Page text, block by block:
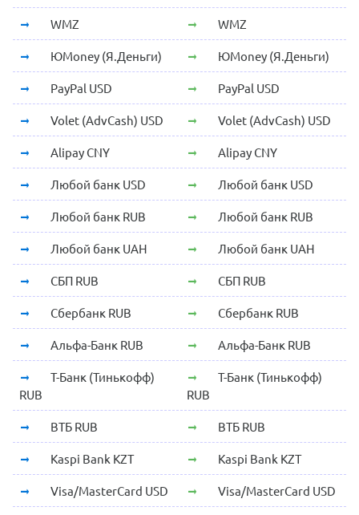
WMZ WMZ
ЮMoney (Я.Деньги) ЮMoney (Я.Деньги)
PayPal USD PayPal USD
Volet (AdvCash) USD Volet (AdvCash) USD
Alipay CNY Alipay CNY
Любой банк USD Любой банк USD
Любой банк RUB Любой банк RUB
Любой банк UAH Любой банк UAH
СБП RUB СБП RUB
Сбербанк RUB Сбербанк RUB
Альфа-Банк RUB Альфа-Банк RUB
Т-Банк (Тинькофф)
RUB
Т-Банк (Тинькофф)
RUB
ВТБ RUB ВТБ RUB
Kaspi Bank KZT Kaspi Bank KZT
Visa/MasterCard USD Visa/MasterCard USD